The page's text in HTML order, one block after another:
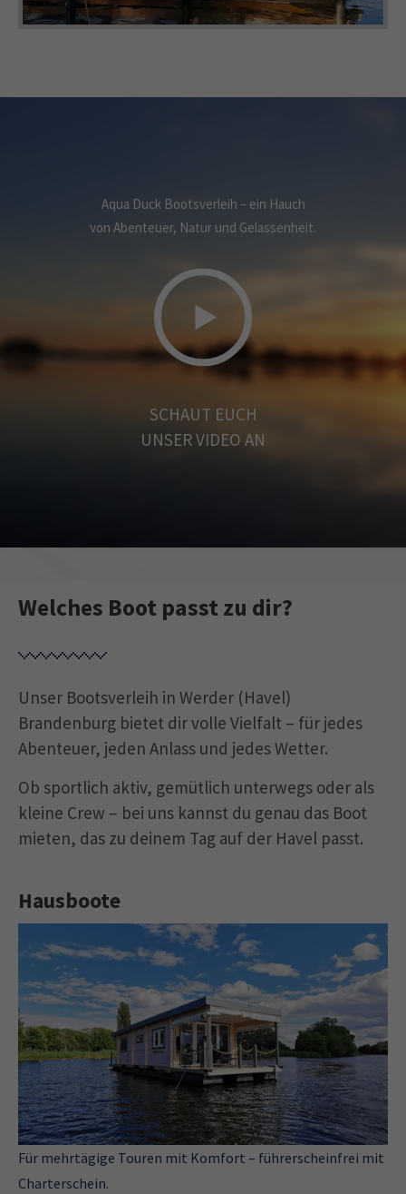
Aqua Duck Bootsverleih – ein Hauch
von Abenteuer, Natur und Gelassenheit.
SCHAUT EUCH
UNSER VIDEO AN
Welches Boot passt zu dir?
Unser Bootsverleih in Werder (Havel)
Brandenburg bietet dir volle Vielfalt – für jedes
Abenteuer, jeden Anlass und jedes Wetter.
Ob sportlich aktiv, gemütlich unterwegs oder als
kleine Crew – bei uns kannst du genau das Boot
mieten, das zu deinem Tag auf der Havel passt.
Hausboote
Für mehrtägige Touren mit Komfort – führerscheinfrei mit
Charterschein.